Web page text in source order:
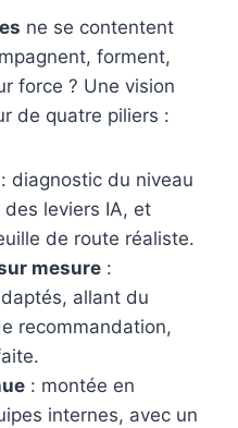
ne se contentent
forment,
force ? Une vision
de quatre piliers :
: diagnostic du niveau
leviers IA, et
de route réaliste.
mesure :
allant du
recommandation,
: montée en
internes, avec un